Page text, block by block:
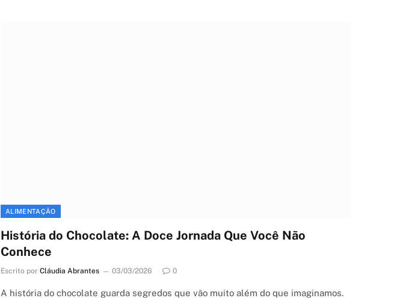
ALIMENTAÇÃO
História do Chocolate: A Doce Jornada Que Você Não
Conhece
Escrito por Cláudia Abrantes 03/03/2026 0
A história do chocolate guarda segredos que vão muito além do que imaginamos.